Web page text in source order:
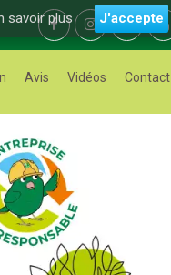
Avis Vidéos Contact
savoir plus J'accepte